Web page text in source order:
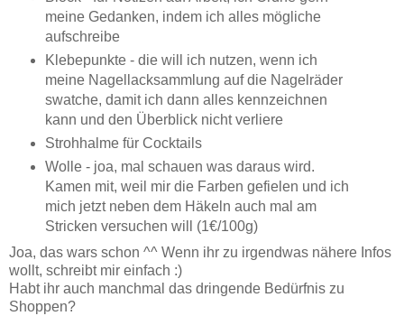
meine Gedanken, indem ich alles mögliche
aufschreibe
Klebepunkte - die will ich nutzen, wenn ich
meine Nagellacksammlung auf die Nagelräder
swatche, damit ich dann alles kennzeichnen
kann und den Überblick nicht verliere
Strohhalme für Cocktails
Wolle - joa, mal schauen was daraus wird.
Kamen mit, weil mir die Farben gefielen und ich
mich jetzt neben dem Häkeln auch mal am
Stricken versuchen will (1€/100g)
Joa, das wars schon ^^ Wenn ihr zu irgendwas nähere Infos
wollt, schreibt mir einfach :)
Habt ihr auch manchmal das dringende Bedürfnis zu
Shoppen?